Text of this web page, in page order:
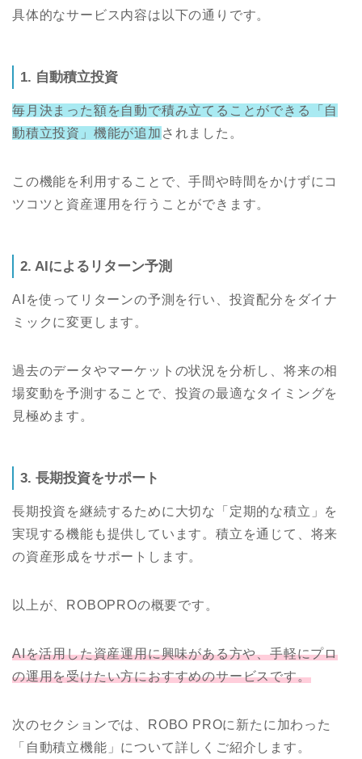
具体的なサービス内容は以下の通りです。
1. 自動積立投資
毎月決まった額を自動で積み立てることができる「自
動積立投資」機能が追加 されました。
この機能を利用することで、手間や時間をかけずにコ
ツコツと資産運用を行うことができます。
2. AIによるリターン予測
AIを使ってリターンの予測を行い、投資配分をダイナ
ミックに変更します。
過去のデータやマーケットの状況を分析し、将来の相
場変動を予測することで、投資の最適なタイミングを
見極めます。
3. 長期投資をサポート
長期投資を継続するために大切な「定期的な積立」を
実現する機能も提供しています。積立を通じて、将来
の資産形成をサポートします。
以上が、ROBOPROの概要です。
AIを活用した資産運用に興味がある方や、手軽にプロ
の運用を受けたい方におすすめのサービスです。
次のセクションでは、ROBO PROに新たに加わった
「自動積立機能」について詳しくご紹介します。